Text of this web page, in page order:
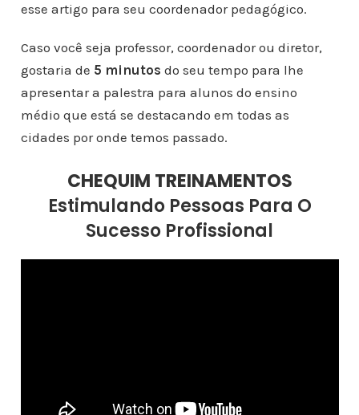
esse artigo para seu coordenador pedagógico.
Caso você seja professor, coordenador ou diretor,
gostaria de 5 minutos do seu tempo para lhe
apresentar a palestra para alunos do ensino
médio que está se destacando em todas as
cidades por onde temos passado.
CHEQUIM TREINAMENTOS
Estimulando Pessoas Para O
Sucesso Profissional